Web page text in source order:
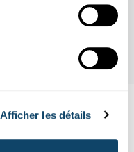
Afficher les détails